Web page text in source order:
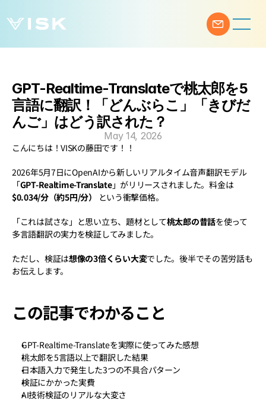
GPT-Realtime-Translateで桃太郎を5
言語に翻訳！「どんぶらこ」「きびだ
んご」はどう訳された？
May 14, 2026
こんにちは！VISKの藤田です！！
2026年5月7日にOpenAIから新しいリアルタイム音声翻訳モデル
「GPT-Realtime-Translate
」がリリースされました。料金は
$0.034/分（約5円/分）
という衝撃価格。
「これは試さな」と思い立ち、題材として桃太郎の昔話を使って
多言語翻訳の実力を検証してみました。
ただし、検証は想像の3倍くらい大変でした。後半でその苦労話も
お伝えします。
この記事でわかること
GPT-Realtime-Translateを実際に使ってみた感想
桃太郎を5言語以上で翻訳した結果
日本語入力で発生した3つの不具合パターン
検証にかかった実費
AI技術検証のリアルな大変さ